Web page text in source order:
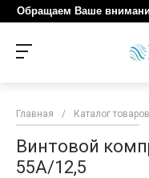
Обращаем Ваше
Главная / Каталог товаров
Винтовой
55A/12,5